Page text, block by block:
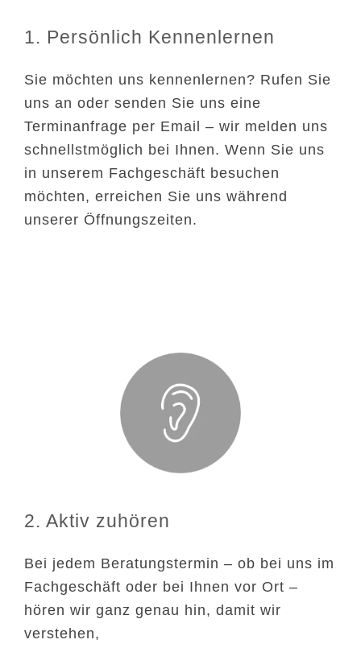
1. Persönlich Kennenlernen
Sie möchten uns kennenlernen? Rufen Sie
uns an oder senden Sie uns eine
Terminanfrage per Email – wir melden uns
schnellstmöglich bei Ihnen. Wenn Sie uns
in unserem Fachgeschäft besuchen
möchten, erreichen Sie uns während
unserer Öffnungszeiten.
2. Aktiv zuhören
Bei jedem Beratungstermin – ob bei uns im
Fachgeschäft oder bei Ihnen vor Ort –
hören wir ganz genau hin, damit wir
verstehen,